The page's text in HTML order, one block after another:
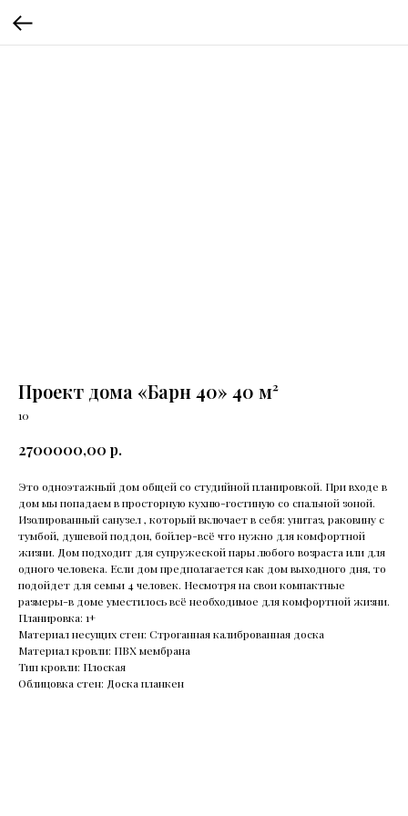
Проект дома «Барн 40» 40 м²
10
2700000,00 р.
Это одноэтажный дом общей со студийной планировкой. При входе в
дом мы попадаем в просторную кухню-гостиную со спальной зоной.
Изолированный санузел , который включает в себя: унитаз, раковину с
тумбой, душевой поддон, бойлер-всё что нужно для комфортной
жизни. Дом подходит для супружеской пары любого возраста или для
одного человека. Если дом предполагается как дом выходного дня, то
подойдет для семьи 4 человек. Несмотря на свои компактные
размеры-в доме уместилось всё необходимое для комфортной жизни.
Планировка: 1+
Материал несущих стен: Строганная калиброванная доска
Материал кровли: ПВХ мембрана
Тип кровли: Плоская
Облицовка стен: Доска планкен